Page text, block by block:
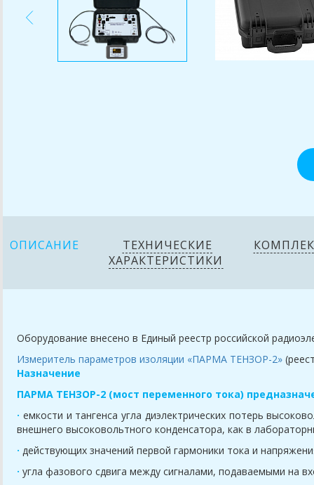
ОПИСАНИЕ
ТЕХНИЧЕСКИЕ
ХАРАКТЕРИСТИКИ
Оборудование внесено в Единый реестр российской
Измеритель параметров изоляции «ПАРМА ТЕНЗОР-2»
Назначение
ПАРМА ТЕНЗОР-2 (мост переменного тока)
· емкости и тангенса угла диэлектрических потерь
внешнего высоковольтного конденсатора, как в
· действующих значений первой гармоники тока и
· угла фазового сдвига между сигналами, подаваемыми на